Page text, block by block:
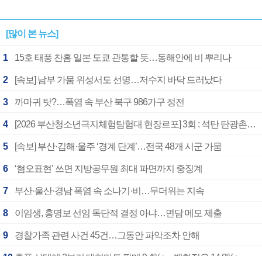
[많이 본 뉴스]
1 15호 태풍 찬홈 일본 도쿄 관통할 듯…동해안에 비 뿌리나
2 [속보] 남부 가뭄 위성서도 선명…저수지 바닥 드러났다
3 까마귀 탓?…폭염 속 부산 북구 986가구 정전
4 [2026 부산청소년극지체험탐험대 현장르포] 3회 : 석탄 탄광촌에서 북극 연구의 중심지로
5 [속보] 부산·김해·울주 ‘경계 단계’…전국 48개 시군 가뭄
6 ‘혐오표현’ 쓰면 지방공무원 최대 파면까지 중징계
7 부산·울산·경남 폭염 속 소나기·비…무더위는 지속
8 이임생, 홍명보 선임 독단적 결정 아냐…면담 메모 제출
9 경찰가족 관련 사건 45건…그동안 파악조차 안해